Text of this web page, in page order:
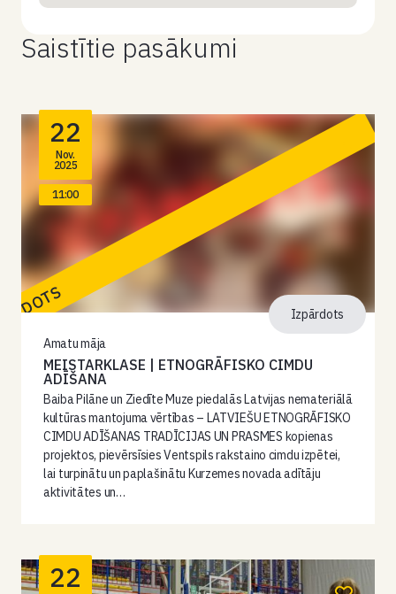
Saistītie pasākumi
22
Nov.
2025
11:00
Amatu māja
MEISTARKLASE | ETNOGRĀFISKO CIMDU
ADĪŠANA
Baiba Pilāne un Ziedīte Muze piedalās Latvijas nemateriālā
kultūras mantojuma vērtības – LATVIEŠU ETNOGRĀFISKO
CIMDU ADĪŠANAS TRADĪCIJAS UN PRASMES kopienas
projektos, pievērsīsies Ventspils rakstaino cimdu izpētei,
lai turpinātu un paplašinātu Kurzemes novada adītāju
aktivitātes un…
Izpārdots
22